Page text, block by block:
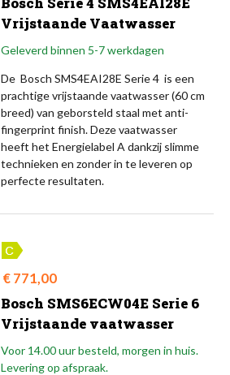
Vrijstaande Vaatwasser
Geleverd binnen 5-7 werkdagen
De Bosch SMS4EAI28E Serie 4 is een
prachtige vrijstaande vaatwasser (60 cm
breed) van geborsteld staal met anti-
fingerprint finish. Deze vaatwasser
heeft het Energielabel A dankzij slimme
technieken en zonder in te leveren op
perfecte resultaten.
Prijs
€ 771,00
Bosch SMS6ECW04E Serie 6
Vrijstaande vaatwasser
Voor 14.00 uur besteld, morgen in huis.
Levering op afspraak.